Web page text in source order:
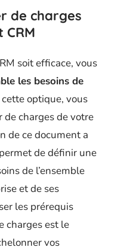
de charges
soit efficace, vous
les besoins de
cette optique, vous
de charges de votre
de ce document a
de définir une
de l’ensemble
et de ses
les prérequis
charges est le
vos